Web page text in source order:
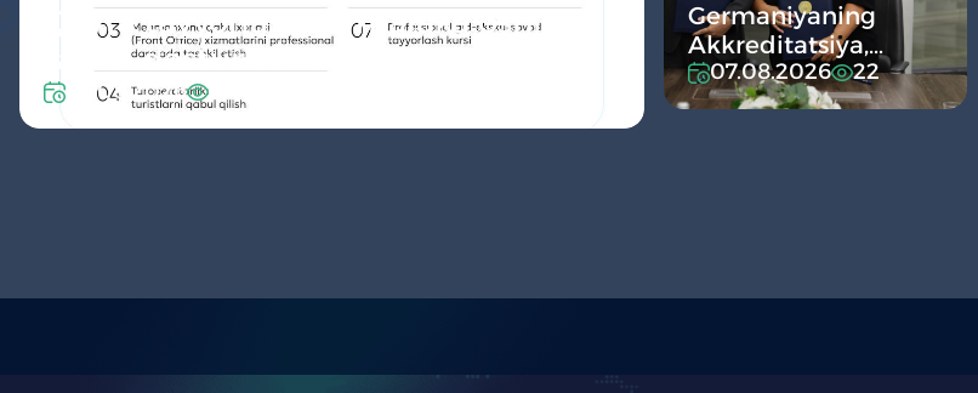
Qayta tayyorlash va malaka oshirish
ta’lim dasturlari maxsus davlat
akkreditatsiyasidan o‘tdi
07.08.2026
Germaniyaning
Akkreditatsiya,
sertifikatlashtirish va
sifatni ta’minlash
07.08.2026 22